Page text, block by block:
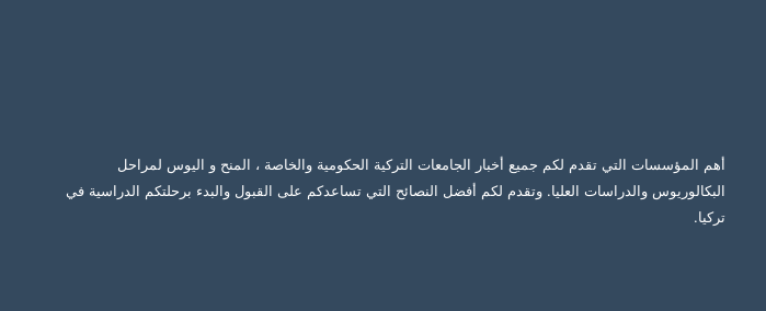
أهم المؤسسات التي تقدم لكم جميع أخبار الجامعات التركية الحكومية والخاصة ، المنح و اليوس لمراحل
البكالوريوس والدراسات العليا. وتقدم لكم أفضل النصائح التي تساعدكم على القبول والبدء برحلتكم الدراسية في
تركيا.